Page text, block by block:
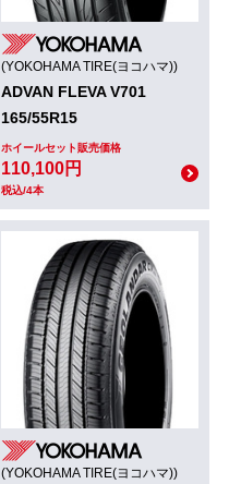
(YOKOHAMA TIRE(ヨコハマ))
ADVAN FLEVA V701
165/55R15
ホイールセット販売価格
110,100円
税込/4本
(YOKOHAMA TIRE(ヨコハマ))